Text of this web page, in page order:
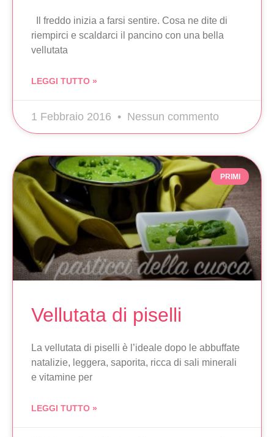
Il freddo inizia a farsi sentire. Cosa ne dite di
riempirci e scaldarci il pancino con una bella
vellutata
LEGGI TUTTO »
1 Febbraio 2016 Nessun commento
PRIMI
Vellutata di piselli
La vellutata di piselli è l’ideale dopo le abbuffate
natalizie, leggera, saporita, ricca di sali minerali
e vitamine per
LEGGI TUTTO »